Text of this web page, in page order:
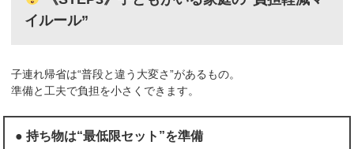
イルール”
子連れ帰省は“普段と違う大変さ”があるもの。
準備と工夫で負担を小さくできます。
● 持ち物は“最低限セット”を準備